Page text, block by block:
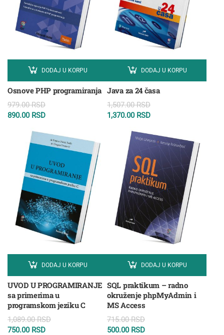
Osnove PHP programiranja
979.00RSD
890.00 RSD
DODAJ U KORPU
Java za 24 časa
1,507.00RSD
1,370.00 RSD
DODAJ U KORPU
UVOD U PROGRAMIRANJE
sa primerima u
programskom jeziku C
1,089.00RSD
750.00 RSD
DODAJ U KORPU
SQL praktikum – radno
okruženje phpMyAdmin i
MS Access
715.00RSD
500.00 RSD
DODAJ U KORPU